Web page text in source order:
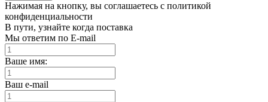
Нажимая на кнопку, вы соглашаетесь с политикой
конфиденциальности
В пути, узнайте когда поставка
Мы ответим по E-mail
Ваше имя:
Ваш e-mail